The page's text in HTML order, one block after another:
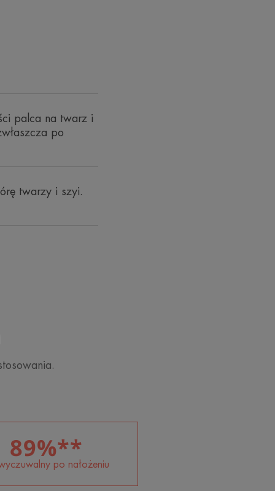
do suchej,
przed szkodliwym działaniem
WARSTWY: zapewnia cerze
każdego dnia. Stosuj jako krem na
palca na twarz i
po
twarzy i szyi.
89%**
po nałożeniu